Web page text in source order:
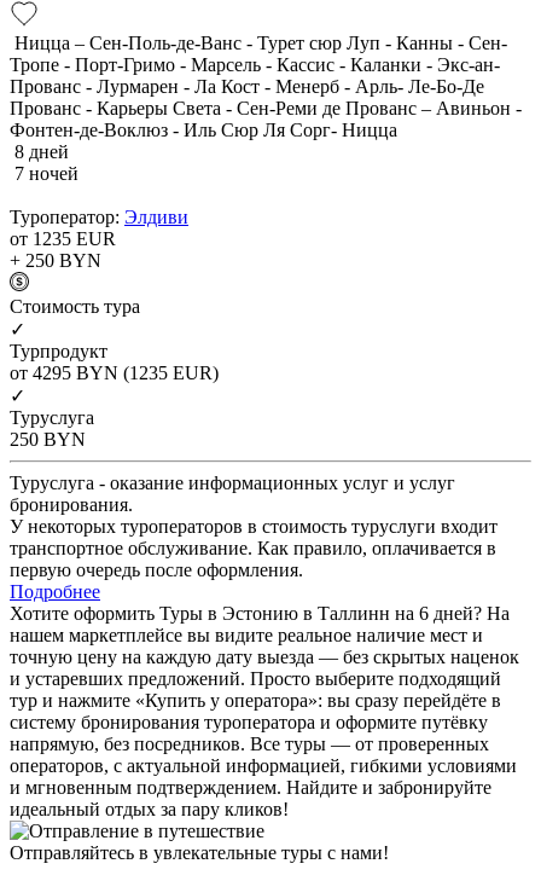
Ницца – Сен-Поль-де-Ванс - Турет сюр Луп - Канны - Сен-
Тропе - Порт-Гримо - Марсель - Кассис - Каланки - Экс-ан-
Прованс - Лурмарен - Ла Кост - Менерб - Арль- Ле-Бо-Де
Прованс - Карьеры Света - Сен-Реми де Прованс – Авиньон -
Фонтен-де-Воклюз - Иль Сюр Ля Сорг- Ницца
8 дней
7 ночей
Туроператор: Элдиви
от 1235 EUR
+ 250 BYN
Cтоимость тура
✓
Турпродукт
от 4295 BYN (1235 EUR)
✓
Туруслуга
250 BYN
Туруслуга - оказание информационных услуг и услуг
бронирования.
У некоторых туроператоров в стоимость туруслуги входит
транспортное обслуживание. Как правило, оплачивается в
первую очередь после оформления.
Подробнее
Хотите оформить Туры в Эстонию в Таллинн на 6 дней? На
нашем маркетплейсе вы видите реальное наличие мест и
точную цену на каждую дату выезда — без скрытых наценок
и устаревших предложений. Просто выберите подходящий
тур и нажмите «Купить у оператора»: вы сразу перейдёте в
систему бронирования туроператора и оформите путёвку
напрямую, без посредников. Все туры — от проверенных
операторов, с актуальной информацией, гибкими условиями
и мгновенным подтверждением. Найдите и забронируйте
идеальный отдых за пару кликов!
Отправляйтесь в увлекательные туры с нами!